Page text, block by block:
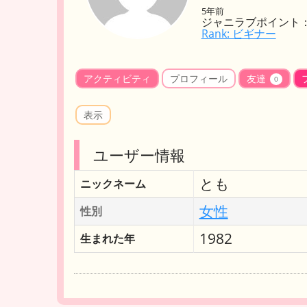
5年前
ジャニラブポイント
Rank: ビギナー
アクティビティ プロフィール 友達 0
表示
ユーザー情報
ニックネーム とも
性別 女性
生まれた年 1982